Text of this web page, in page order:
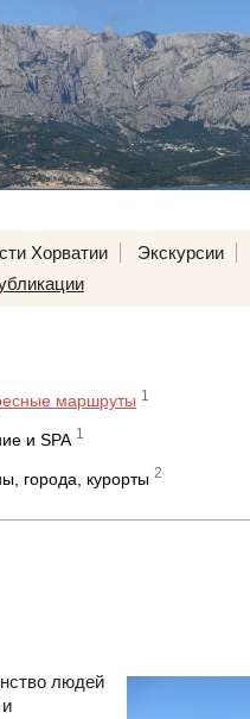
Хорватии Экскурсии
маршруты 1
и SPA 1
города, курорты 2
людей